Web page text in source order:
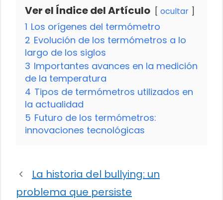
Ver el Índice del Artículo ocultar
1 Los orígenes del termómetro
2 Evolución de los termómetros a lo
largo de los siglos
3 Importantes avances en la medición
de la temperatura
4 Tipos de termómetros utilizados en
la actualidad
5 Futuro de los termómetros:
innovaciones tecnológicas
La historia del bullying: un
problema que persiste